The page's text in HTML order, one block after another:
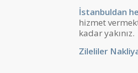
İstanbuldan
hizmet
kadar yakınız.
Zileliler